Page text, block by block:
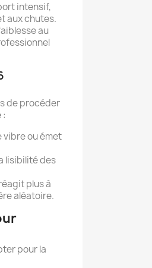
intensif,
aux chutes.
au
de procéder
:
vibre ou émet
lisibilité des
plus à
aléatoire.
pour la